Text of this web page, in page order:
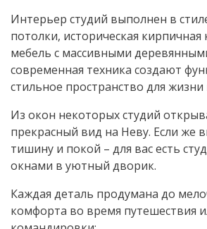
Интерьер студий выполнен в
потолки, историческая кирпичная
мебель с массивными
современная техника создают
стильное пространство для
Из окон некоторых студий
прекрасный вид на Неву. Если же
тишину и покой – для вас есть
окнами в уютный дворик.
Каждая деталь продумана до
комфорта во время путешествия